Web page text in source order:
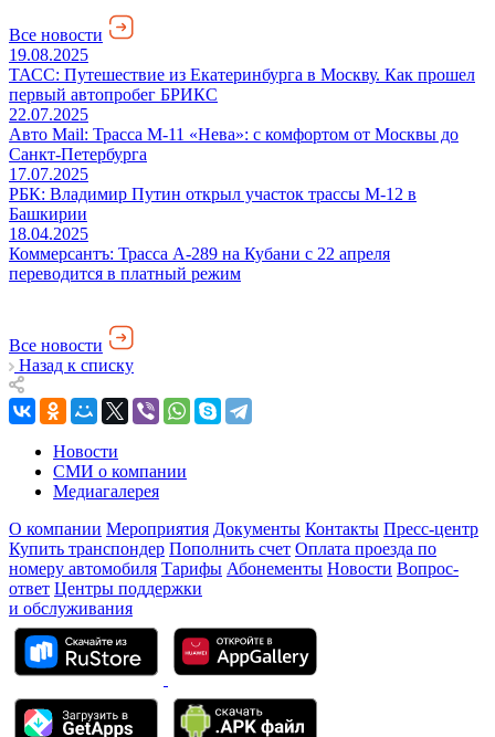
Все новости
19.08.2025
ТАСС: Путешествие из Екатеринбурга в Москву. Как прошел
первый автопробег БРИКС
22.07.2025
Авто Mail: Трасса М-11 «Нева»: с комфортом от Москвы до
Санкт-Петербурга
17.07.2025
РБК: Владимир Путин открыл участок трассы М-12 в
Башкирии
18.04.2025
Коммерсантъ: Трасса А-289 на Кубани с 22 апреля
переводится в платный режим
Все новости
Назад к списку
Новости
СМИ о компании
Медиагалерея
О компании Мероприятия Документы Контакты Пресс-центр
Купить транспондер Пополнить счет Оплата проезда по
номеру автомобиля Тарифы Абонементы Новости Вопрос-
ответ Центры поддержки
и обслуживания